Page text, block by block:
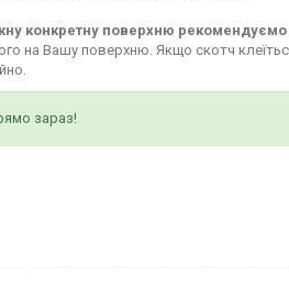
конкретну поверхню рекомендуємо
на Вашу поверхню. Якщо скотч
зараз!